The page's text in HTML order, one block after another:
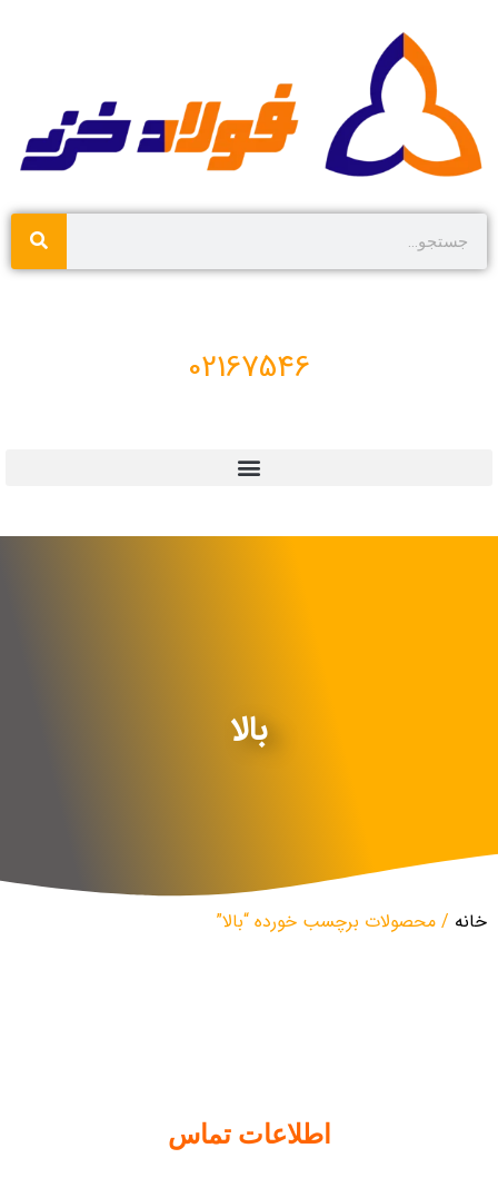
02167546
بالا
خانه / محصولات برچسب خورده “بالا”
اطلاعات تماس